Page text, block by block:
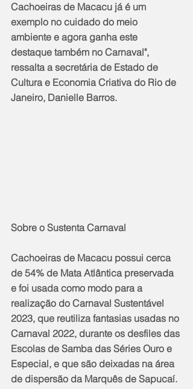
Cachoeiras de Macacu já é um
exemplo no cuidado do meio
ambiente e agora ganha este
destaque também no Carnaval",
ressalta a secretária de Estado de
Cultura e Economia Criativa do Rio de
Janeiro, Danielle Barros.
Sobre o Sustenta Carnaval
Cachoeiras de Macacu possui cerca
de 54% de Mata Atlântica preservada
e foi usada como modo para a
realização do Carnaval Sustentável
2023, que reutiliza fantasias usadas no
Carnaval 2022, durante os desfiles das
Escolas de Samba das Séries Ouro e
Especial, e que são deixadas na área
de dispersão da Marquês de Sapucaí.